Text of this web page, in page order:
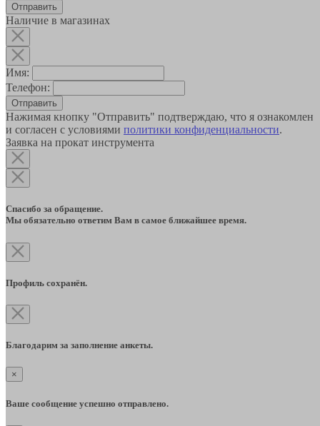
Наличие в магазинах
Имя:
Телефон:
Отправить
Нажимая кнопку "Отправить" подтверждаю, что я ознакомлен
и согласен с условиями политики конфиденциальности.
Заявка на прокат инструмента
Спасибо за обращение.
Мы обязательно ответим Вам в самое ближайшее время.
Профиль сохранён.
Благодарим за заполнение анкеты.
×
Ваше сообщение успешно отправлено.